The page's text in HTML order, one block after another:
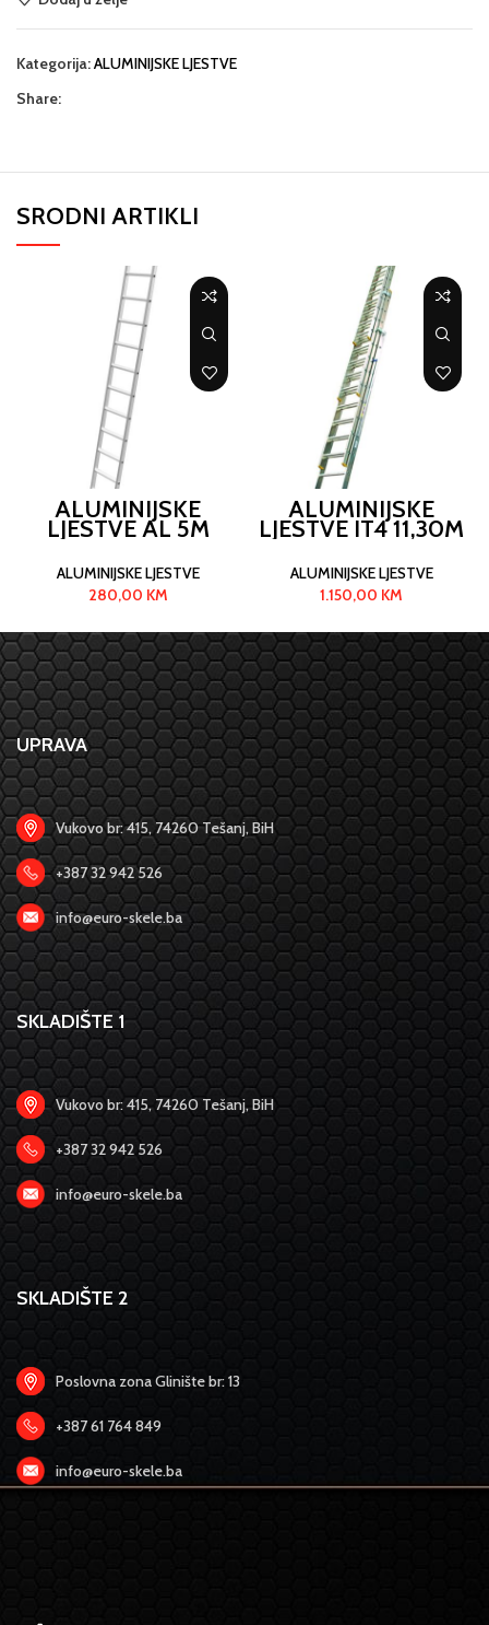
Kategorija:ALUMINIJSKE LJESTVE
Share:
SRODNI ARTIKLI
ALUMINIJSKE
LJESTVE AL 5M
ALUMINIJSKE LJESTVE
280,00 KM
ALUMINIJSKE
LJESTVE IT4 11,30M
ALUMINIJSKE LJESTVE
1.150,00 KM
UPRAVA
Vukovo br: 415, 74260 Tešanj, BiH
+387 32 942 526
info@euro-skele.ba
SKLADIŠTE 1
Vukovo br: 415, 74260 Tešanj, BiH
+387 32 942 526
info@euro-skele.ba
SKLADIŠTE 2
Poslovna zona Glinište br: 13
+387 61 764 849
info@euro-skele.ba